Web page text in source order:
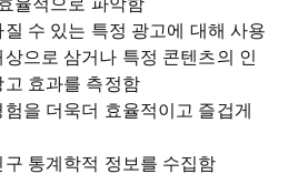
율적으로 파악함
수 있는 특정 광고에 대해 사용
으로 삼거나 특정 콘텐츠의 인
효과를 측정함
을 더욱더 효율적이고 즐겁게
통계학적 정보를 수집함